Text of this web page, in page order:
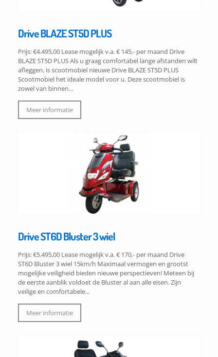
Drive BLAZE ST5D PLUS
Prijs: €4.495,00 Lease mogelijk v.a. € 145,- per maand Drive
BLAZE ST5D PLUS Als u graag comfortabel lange afstanden wilt
afleggen, is scootmobiel nieuwe Drive BLAZE ST5D PLUS
Scootmobiel het ideale model voor u. Deze scootmobiel is
zowel van binnen...
Meer informatie
Drive ST6D Bluster 3 wiel
Prijs: €5.495,00 Lease mogelijk v.a. € 170,- per maand Drive
ST6D Bluster 3 wiel 15km/h Maximaal vermogen en grootst
mogelijke veiligheid bieden nieuwe perspectieven! Meteen bij
de eerste aanblik voldoet de Bluster al aan alle eisen. Zijn
veilige en comfortabele...
Meer informatie